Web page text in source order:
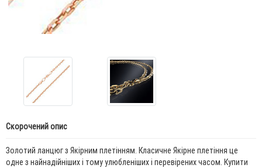
Скорочений опис
Золотий ланцюг з Якірним плетінням. Класичне Якірне плетіння це
одне з найнадійніших і тому улюбленіших і перевірених часом. Купити